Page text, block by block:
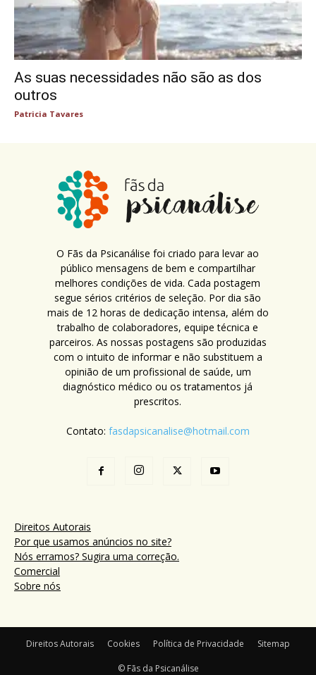
As suas necessidades não são as dos
outros
Patricia Tavares
O Fãs da Psicanálise foi criado para levar ao
público mensagens de bem e compartilhar
melhores condições de vida. Cada postagem
segue sérios critérios de seleção. Por dia são
mais de 12 horas de dedicação intensa, além do
trabalho de colaboradores, equipe técnica e
parceiros. As nossas postagens são produzidas
com o intuito de informar e não substituem a
opinião de um profissional de saúde, um
diagnóstico médico ou os tratamentos já
prescritos.
Contato: fasdapsicanalise@hotmail.com
Direitos Autorais
Por que usamos anúncios no site?
Nós erramos? Sugira uma correção.
Comercial
Sobre nós
Direitos Autorais Cookies Política de Privacidade Sitemap
© Fãs da Psicanálise